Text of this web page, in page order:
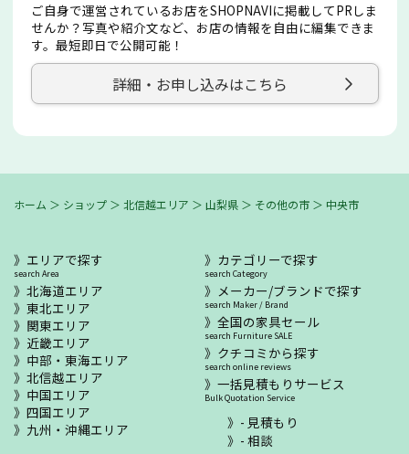
ご自身で運営されているお店をSHOPNAVIに掲載してPRしま
せんか？写真や紹介文など、お店の情報を自由に編集できま
す。最短即日で公開可能！
詳細・お申し込みはこちら
ホーム ＞ ショップ ＞ 北信越エリア ＞ 山梨県 ＞ その他の市 ＞ 中央市
エリアで探す
search Area
北海道エリア
東北エリア
関東エリア
近畿エリア
中部・東海エリア
北信越エリア
中国エリア
四国エリア
九州・沖縄エリア
カテゴリーで探す
search Category
メーカー/ブランドで探す
search Maker / Brand
全国の家具セール
search Furniture SALE
クチコミから探す
search online reviews
一括見積もりサービス
Bulk Quotation Service
- 見積もり
- 相談